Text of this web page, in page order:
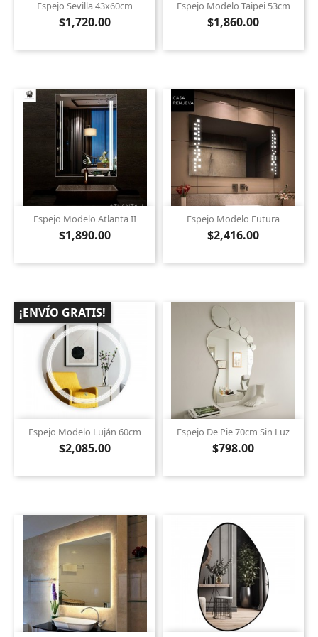
Espejo Sevilla 43x60cm
$1,720.00
Espejo Modelo Taipei 53cm
$1,860.00
Espejo Modelo Atlanta II
$1,890.00
Espejo Modelo Futura
$2,416.00
Espejo Modelo Luján 60cm
$2,085.00
¡ENVÍO GRATIS!
Espejo De Pie 70cm Sin Luz
$798.00